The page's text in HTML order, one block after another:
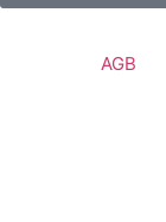
AGB